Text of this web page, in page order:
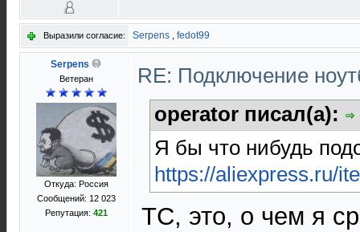
Выразили согласие: Serpens , fedot99
Serpens
Ветеран
Откуда: Россия
Сообщений: 12 023
Репутация: 421
RE: Подключение
operator писал(а):
Я бы что нибудь
https://aliexpress.ru/
ТС, это, о чем я